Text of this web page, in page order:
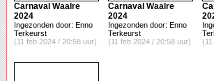
Carnaval Waalre
2024
Ingezonden door: Enno
Terkeurst
(11 feb 2024 / 20:58 uur)
Carnaval Waalre
2024
Ingezonden door: Enno
Terkeurst
(11 feb 2024 / 20:58 uur)